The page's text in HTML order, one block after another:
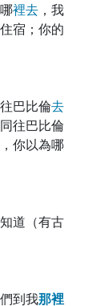
裡去 ，我
住宿；你的
巴比倫去
往巴比倫
你以為哪
道（有古
到我那裡